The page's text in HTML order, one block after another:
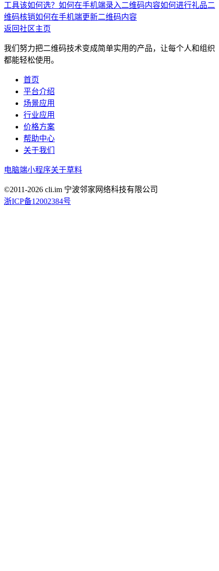
工具该如何选？ 如何在手机端录入二维码内容如何进行礼品二
维码核销如何在手机端更新二维码内容
返回社区主页
我们努力把二维码技术变成简单实用的产品，让每个人和组织
都能轻松使用。
首页
平台介绍
场景应用
行业应用
价格方案
帮助中心
关于我们
电脑端小程序关于草料
©2011-2026 cli.im 宁波邻家网络科技有限公司
浙ICP备12002384号